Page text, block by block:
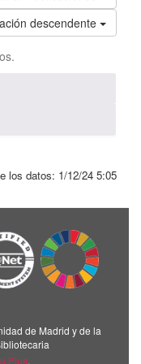
descendente
los datos: 1/12/24 5:05
de Madrid y de la
Plus.